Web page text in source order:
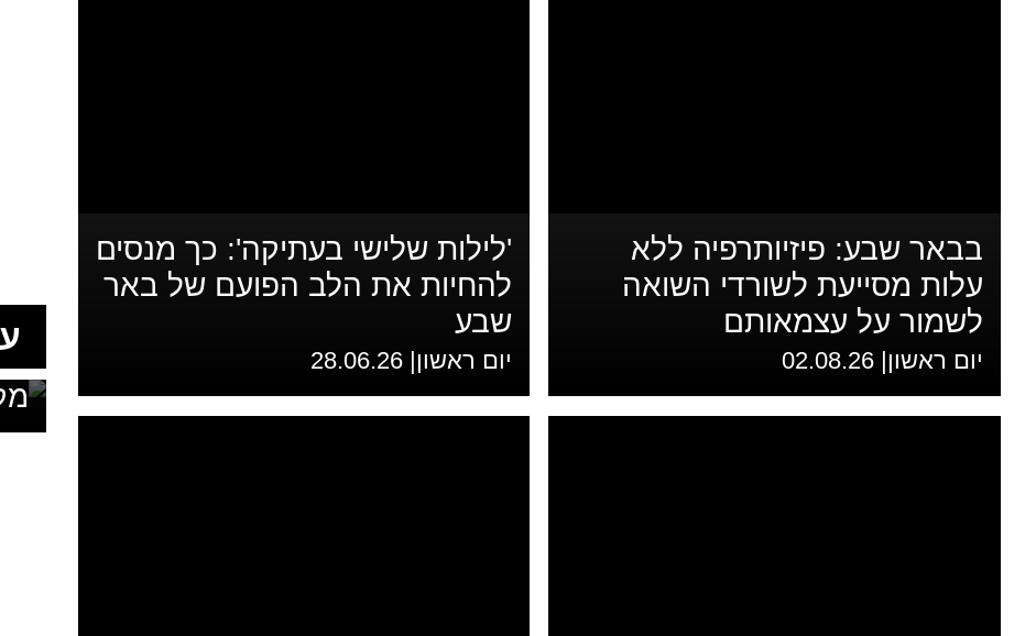
בבאר שבע: פיזיותרפיה ללא
עלות מסייעת לשורדי השואה
לשמור על עצמאותם
יום ראשון| 02.08.26
'לילות שלישי בעתיקה': כך מנסים
להחיות את הלב הפועם של באר
שבע
יום ראשון| 28.06.26